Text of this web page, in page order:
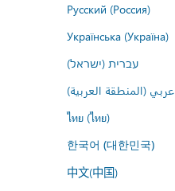
Русский (Россия)
Українська (Україна)
עברית (ישראל)
عربي (المنطقة العربية)
ไทย (ไทย)
한국어 (대한민국)
中文(中国)